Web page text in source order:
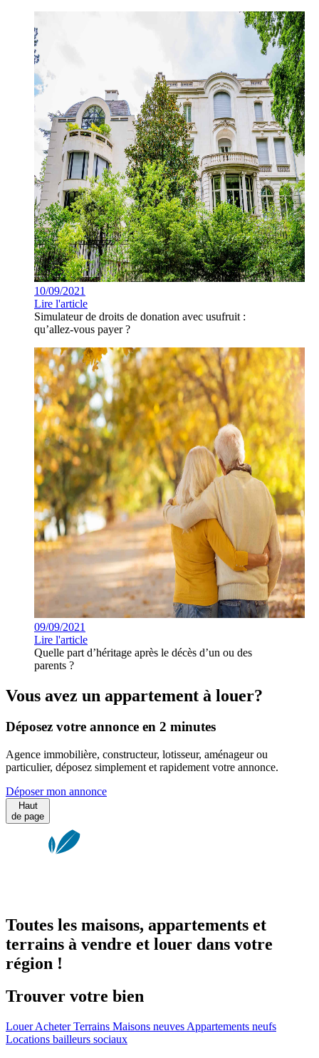
10/09/2021
Lire l'article
Simulateur de droits de donation avec usufruit :
qu’allez-vous payer ?
09/09/2021
Lire l'article
Quelle part d’héritage après le décès d’un ou des
parents ?
Vous avez un appartement à louer?
Déposez votre annonce en 2 minutes
Agence immobilière, constructeur, lotisseur, aménageur ou
particulier, déposez simplement et rapidement votre annonce.
Déposer mon annonce
Haut
de page
Toutes les maisons, appartements et
terrains à vendre et louer dans votre
région !
Trouver votre bien
LouerAcheterTerrains Maisons neuves Appartements neufs
Locations bailleurs sociaux